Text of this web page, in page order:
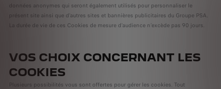
données anonymes qui seront également utilisés pour personnaliser le
présent site ainsi que d’autres sites et bannières publicitaires du Groupe PSA.
La durée de vie de ces Cookies de mesure d’audience n’excède pas 90 jours.
VOS CHOIX CONCERNANT LES
COOKIES
Plusieurs possibilités vous sont offertes pour gérer les cookies. Tout